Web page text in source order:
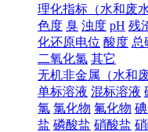
理化指标（水和废水
色度 臭 浊度 pH 残
化还原电位 酸度 总
二氧化氯 其它
无机非金属（水和废
单标溶液 混标溶液
氯 氯化物 氟化物
盐 磷酸盐 硝酸盐